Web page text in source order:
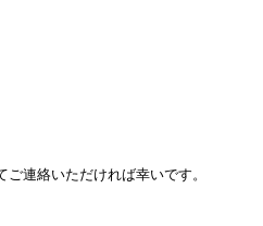
連絡いただければ幸いです。